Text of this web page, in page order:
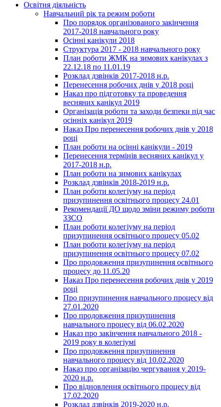
Освітня діяльність
Навчальний рік та режим роботи
Про порядок організованого закінчення
2017-2018 навчального року
Осінні канікули 2018
Структура 2017 - 2018 навчального року
План роботи ЖМК на зимових канікулах з
22.12.18 по 11.01.19
Розклад дзвінків 2017-2018 н.р.
Перенесення робочих днів у 2018 році
Наказ про підготовку та проведення
весняних канікул 2019
Організація роботи та заходи безпеки під час
осінніх канікул 2019
Наказ Про перенесення робочих днів у 2018
році
План роботи на осінні канікули - 2019
Перенесення термінів весняних канікул у
2017-2018 н.р.
План роботи на зимових канікулах
Розклад дзвінків 2018-2019 н.р.
План роботи колегіуму на період
призупинення освітнього процесу 24.01
Рекомендації ДО щодо зміни режиму роботи
ЗЗСО
План роботи колегіуму на період
призупинення освітнього процесу 05.02
План роботи колегіуму на період
призупинення освітнього процесу 07.02
Про продовження призупинення освітнього
процесу до 11.05.20
Наказ Про перенесення робочих днів у 2019
році
Про призупинення навчального процесу від
27.01.2020
Про продовження призупинення
навчального процесу від 06.02.2020
Наказ про закінчення навчального 2018 -
2019 року в колегіумі
Про продовження призупинення
навчального процесу від 10.02.2020
Наказ про організацію чергування у 2019-
2020 н.р.
Про відновлення освітнього процесу від
17.02.2020
Розклад дзвінків 2019-2020 н.р.